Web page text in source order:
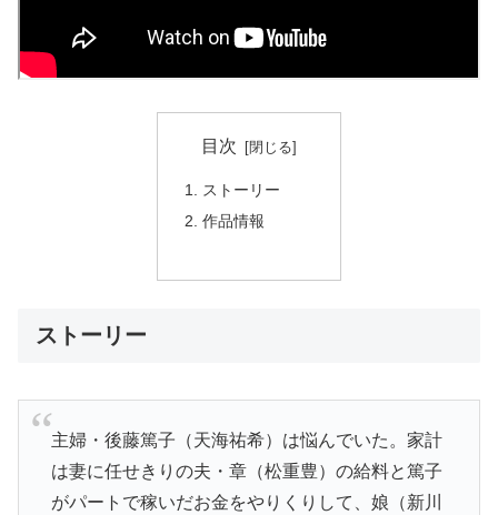
目次
ストーリー
作品情報
ストーリー
主婦・後藤篤子（天海祐希）は悩んでいた。家計
は妻に任せきりの夫・章（松重豊）の給料と篤子
がパートで稼いだお金をやりくりして、娘（新川